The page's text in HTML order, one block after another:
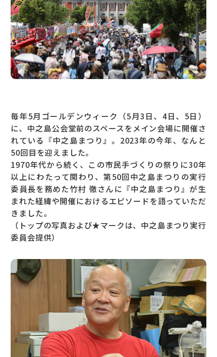
毎年5月ゴールデンウィーク（5月3日、4日、5日）
に、中之島公会堂前のスペースをメイン会場に開催さ
れている『中之島まつり』。2023年の今年、なんと
50回目を迎えました。
1970年代から続く、この市民手づくりの祭りに30年
以上にわたって関わり、第50回中之島まつりの実行
委員長を務めた竹村 徹さんに『中之島まつり』が生
まれた経緯や開催におけるエピソードを語っていただ
きました。
（トップの写真および★マークは、中之島まつり実行
委員会提供）